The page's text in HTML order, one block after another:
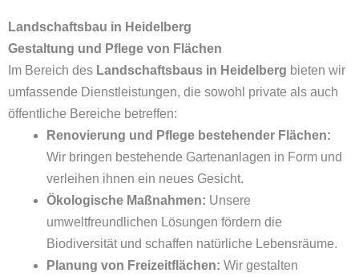
Landschaftsbau in Heidelberg
Gestaltung und Pflege von Flächen
Im Bereich des Landschaftsbaus in Heidelberg bieten wir
umfassende Dienstleistungen, die sowohl private als auch
öffentliche Bereiche betreffen:
Renovierung und Pflege bestehender Flächen:
Wir bringen bestehende Gartenanlagen in Form und
verleihen ihnen ein neues Gesicht.
Ökologische Maßnahmen: Unsere
umweltfreundlichen Lösungen fördern die
Biodiversität und schaffen natürliche Lebensräume.
Planung von Freizeitflächen: Wir gestalten